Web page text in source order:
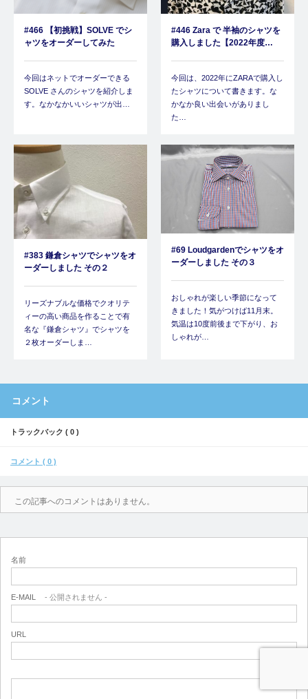
#466 【初挑戦】SOLVE でシ
ャツをオーダーしてみた
今回はネットでオーダーできる
SOLVE さんのシャツを紹介しま
す。なかなかいいシャツが出…
#446 Zara で 半袖のシャツを
購入しました【2022年度…
今回は、2022年にZARAで購入し
たシャツについて書きます。な
かなか良い出会いがありまし
た…
#383 鎌倉シャツでシャツをオ
ーダーしました その２
リーズナブルな価格でクオリテ
ィーの高い商品を作ることで有
名な『鎌倉シャツ』でシャツを
２枚オーダーしま…
#69 Loudgardenでシャツをオ
ーダーしました その３
おしゃれが楽しい季節になって
きました！気がつけば11月末。
気温は10度前後まで下がり、お
しゃれが…
コメント
トラックバック ( 0 )
コメント ( 0 )
この記事へのコメントはありません。
名前
E-MAIL - 公開されません -
URL